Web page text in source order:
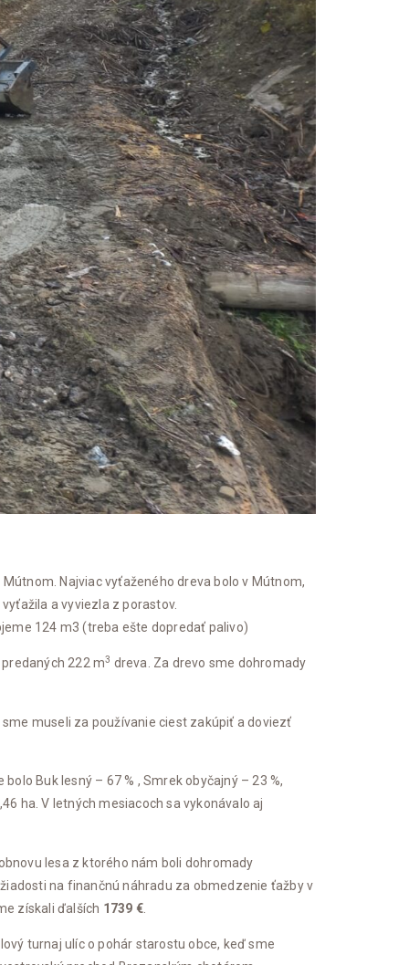
Najviac vyťaženého dreva bolo v Mútnom,
a vyviezla z porastov.
124 m3 (treba ešte dopredať palivo)
222 m3 dreva. Za drevo sme dohromady
museli za používanie ciest zakúpiť a doviezť
bolo Buk lesný – 67 % , Smrek obyčajný – 23 %,
ha. V letných mesiacoch sa vykonávalo aj
lesa z ktorého nám boli dohromady
na finančnú náhradu za obmedzenie ťažby v
získali ďalších 1739 €.
turnaj ulíc o pohár starostu obce, keď sme